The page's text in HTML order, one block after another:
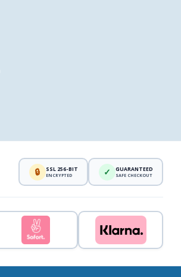
🔒 SSL 256-BIT
ENCRYPTED ✓ GUARANTEED
SAFE CHECKOUT